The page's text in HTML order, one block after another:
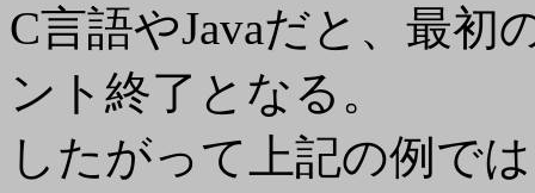
C言語やJavaだと、最
ント終了となる。
したがって上記の例で